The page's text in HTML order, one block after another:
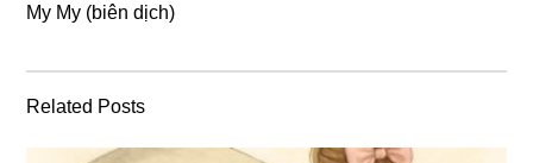
My My (biên dịch)
Related Posts